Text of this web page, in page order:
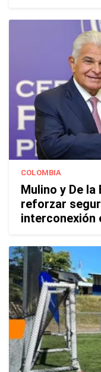
COLOMBIA
Mulino y De la
reforzar
interconexión